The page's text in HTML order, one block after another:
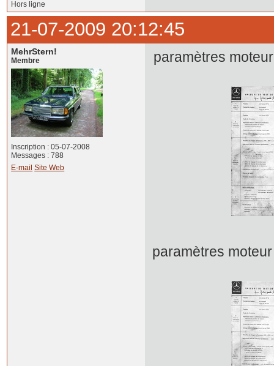
Hors ligne
21-07-2009 20:12:45
MehrStern!
Membre
Inscription : 05-07-2008
Messages : 788
E-mail Site Web
paramètres
paramètres